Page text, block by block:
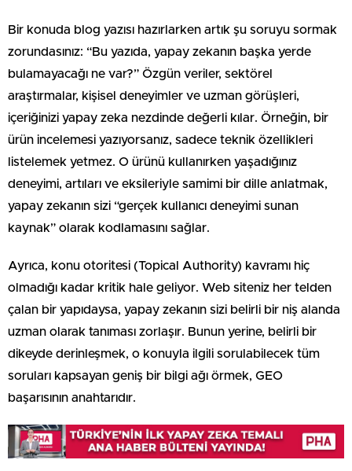
Bir konuda blog yazısı hazırlarken artık şu soruyu sormak
zorundasınız: “Bu yazıda, yapay zekanın başka yerde
bulamayacağı ne var?” Özgün veriler, sektörel
araştırmalar, kişisel deneyimler ve uzman görüşleri,
içeriğinizi yapay zeka nezdinde değerli kılar. Örneğin, bir
ürün incelemesi yazıyorsanız, sadece teknik özellikleri
listelemek yetmez. O ürünü kullanırken yaşadığınız
deneyimi, artıları ve eksileriyle samimi bir dille anlatmak,
yapay zekanın sizi “gerçek kullanıcı deneyimi sunan
kaynak” olarak kodlamasını sağlar.
Ayrıca, konu otoritesi (Topical Authority) kavramı hiç
olmadığı kadar kritik hale geliyor. Web siteniz her telden
çalan bir yapıdaysa, yapay zekanın sizi belirli bir niş alanda
uzman olarak tanıması zorlaşır. Bunun yerine, belirli bir
dikeyde derinleşmek, o konuyla ilgili sorulabilecek tüm
soruları kapsayan geniş bir bilgi ağı örmek, GEO
başarısının anahtarıdır.